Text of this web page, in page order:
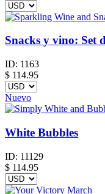
Snacks y vino: Set
ID: 1163
$ 114.95
Nuevo
White Bubbles
ID: 11129
$ 114.95